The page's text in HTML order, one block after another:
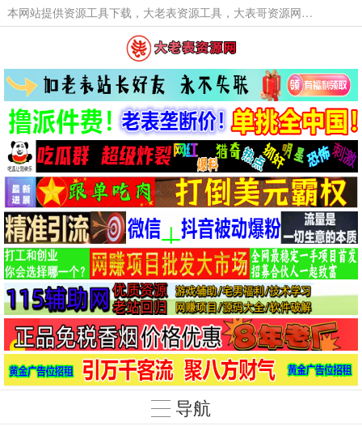
本网站提供资源工具下载，大老表资源工具，大表哥资源网软件工具，大老表资源下载，活动线报福利资源分享,活动线报，大型网游经典游戏，网络热门技术游戏辅助交流与分享。
导航